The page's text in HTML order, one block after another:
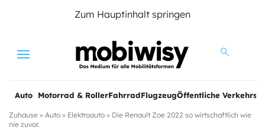
Zum Hauptinhalt springen
Menu
Auto Motorrad & RollerFahrradFlugzeugÖffentliche
Zuhause » Auto » Elektroauto » Die Renault Zoe 2022 so wirtschaftlich wie
nie zuvor.